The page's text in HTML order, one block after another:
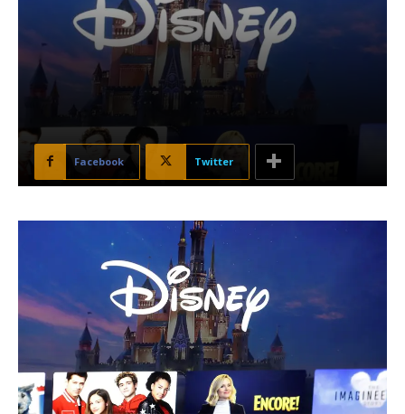
Facebook Twitter